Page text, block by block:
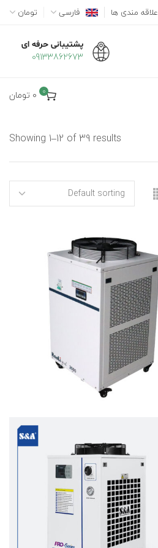
علاقه مندی ها فارسی تومان
پشتیبانی حرفه ای
09133862673
0
0 تومان
Showing 1–12 of 39 results
Read more
Read more